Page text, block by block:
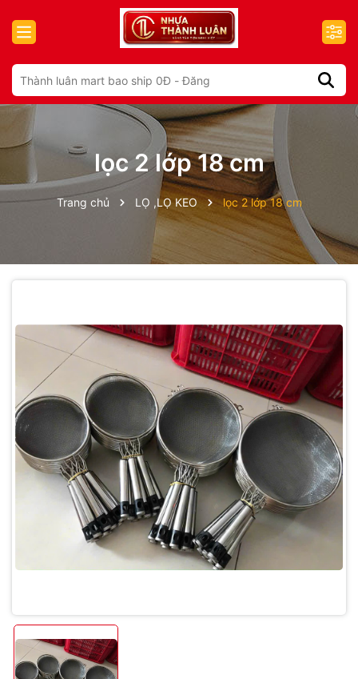
lọc 2 lớp 18 cm
Trang chủ LỌ ,LỌ KEO lọc 2 lớp 18 cm